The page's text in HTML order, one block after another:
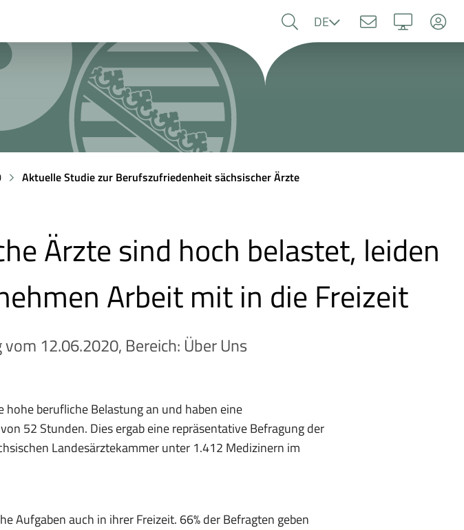
Sprache
DE
Aktuelle Studie zur Berufszufriedenheit sächsischer Ärzte
Ärzte sind hoch belastet, leiden
Arbeit mit in die Freizeit
12.06.2020, Bereich: Über Uns
hohe berufliche Belastung an und haben eine
52 Stunden. Dies ergab eine repräsentative Befragung der
Landesärztekammer unter 1.412 Medizinern im
Aufgaben auch in ihrer Freizeit. 66% der Befragten geben